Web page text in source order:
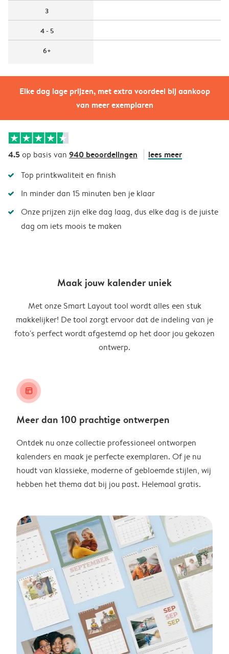
Elke dag lage prijzen, met extra voordeel bij aankoop
van meer exemplaren
3
4 - 5
6+
4.5op basis van 940 beoordelingen lees meer
Top printkwaliteit en finish
In minder dan 15 minuten ben je klaar
Onze prijzen zijn elke dag laag, dus elke dag is de juiste
dag om iets moois te maken
Maak jouw kalender uniek
Met onze Smart Layout tool wordt alles een stuk
makkelijker! De tool zorgt ervoor dat de indeling van je
foto's perfect wordt afgestemd op het door jou gekozen
ontwerp.
layout_alt
Meer dan 100 prachtige ontwerpen
Ontdek nu onze collectie professioneel ontworpen
kalenders en maak je perfecte exemplaren. Of je nu
houdt van klassieke, moderne of gebloemde stijlen, wij
hebben het thema dat bij jou past. Helemaal gratis.